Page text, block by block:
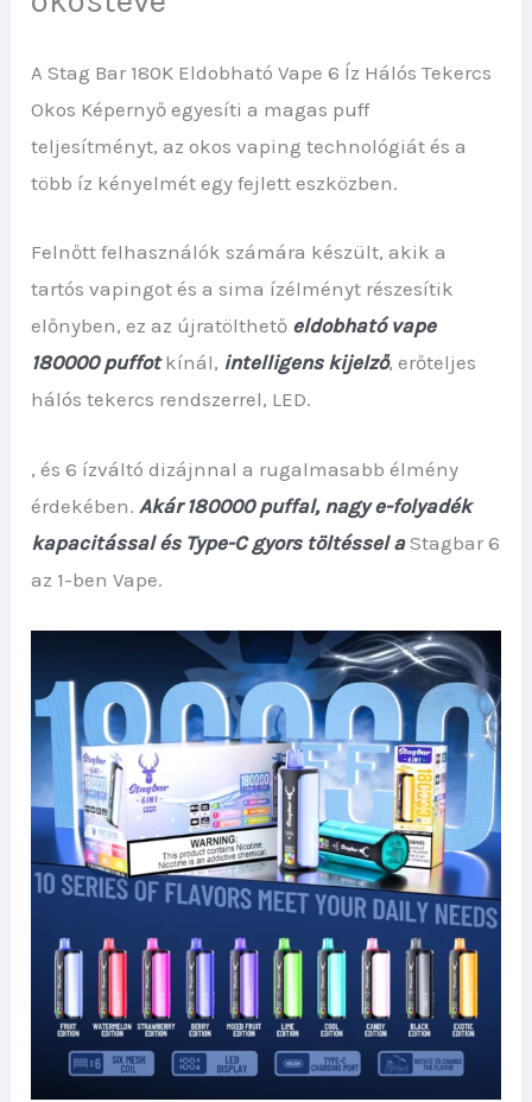
A Stag Bar 180K Eldobható Vape 6 Íz Hálós Tekercs
Okos Képernyő egyesíti a magas puff
teljesítményt, az okos vaping technológiát és a
több íz kényelmét egy fejlett eszközben.
Felnőtt felhasználók számára készült, akik a
tartós vapingot és a sima ízélményt részesítik
előnyben, ez az újratölthető eldobható vape
180000 puffot kínál, intelligens kijelző, erőteljes
hálós tekercs rendszerrel, LED.
, és 6 ízváltó dizájnnal a rugalmasabb élmény
érdekében. Akár 180000 puffal, nagy e-folyadék
kapacitással és Type-C gyors töltéssel a Stagbar 6
az 1-ben Vape.